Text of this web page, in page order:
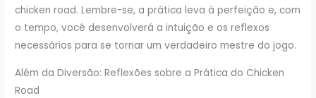
chicken road. Lembre-se, a prática leva à perfeição e, com
o tempo, você desenvolverá a intuição e os reflexos
necessários para se tornar um verdadeiro mestre do jogo.
Além da Diversão: Reflexões sobre a Prática do Chicken
Road